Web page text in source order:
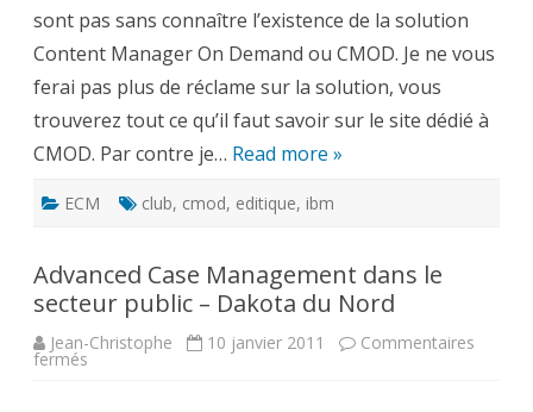
sont pas sans connaître l’existence de la solution
Content Manager On Demand ou CMOD. Je ne vous
ferai pas plus de réclame sur la solution, vous
trouverez tout ce qu’il faut savoir sur le site dédié à
CMOD. Par contre je… Read more »
ECM club, cmod, editique, ibm
Advanced Case Management dans le
secteur public – Dakota du Nord
Jean-Christophe 10 janvier 2011 Commentaires
fermés